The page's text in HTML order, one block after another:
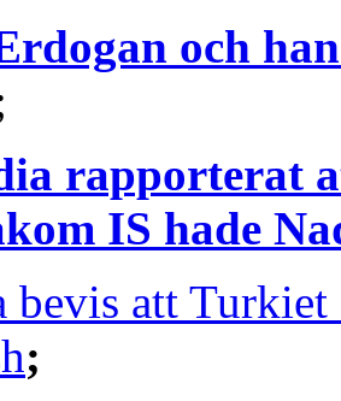
och
rapporterat
IS hade
bevis att
;